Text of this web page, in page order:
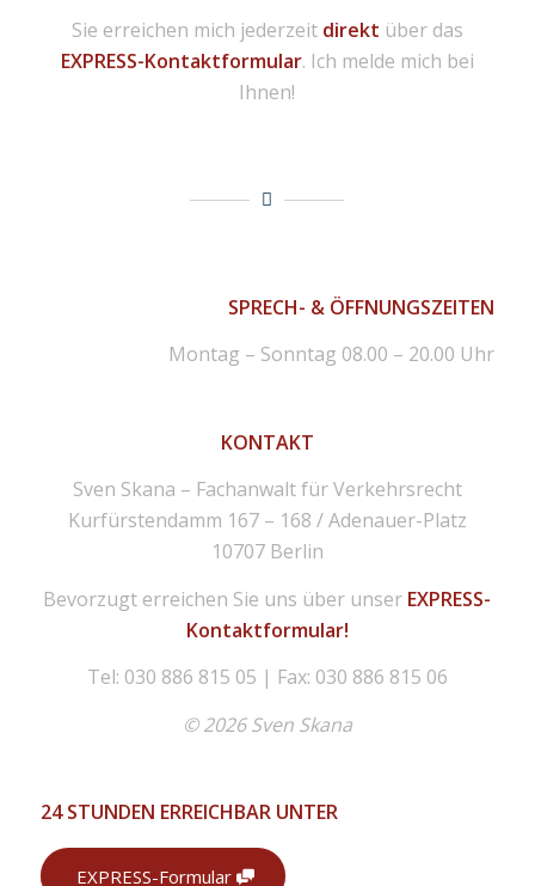
Sie erreichen mich jederzeit direkt über das
EXPRESS-Kontaktformular. Ich melde mich bei
Ihnen!
SPRECH- & ÖFFNUNGSZEITEN
Montag – Sonntag 08.00 – 20.00 Uhr
KONTAKT
Sven Skana – Fachanwalt für Verkehrsrecht
Kurfürstendamm 167 – 168 / Adenauer-Platz
10707 Berlin
Bevorzugt erreichen Sie uns über unser EXPRESS-
Kontaktformular!
Tel: 030 886 815 05 | Fax: 030 886 815 06
© 2026 Sven Skana
24 STUNDEN ERREICHBAR UNTER
EXPRESS-Formular